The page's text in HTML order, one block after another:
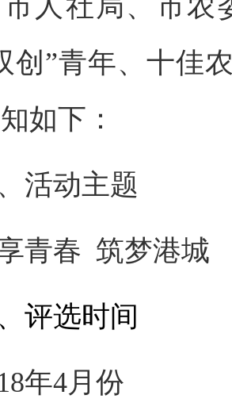
人社局、市农
创”青年、十佳
如下：
活动主题
青春 筑梦港城
评选时间
年4月份